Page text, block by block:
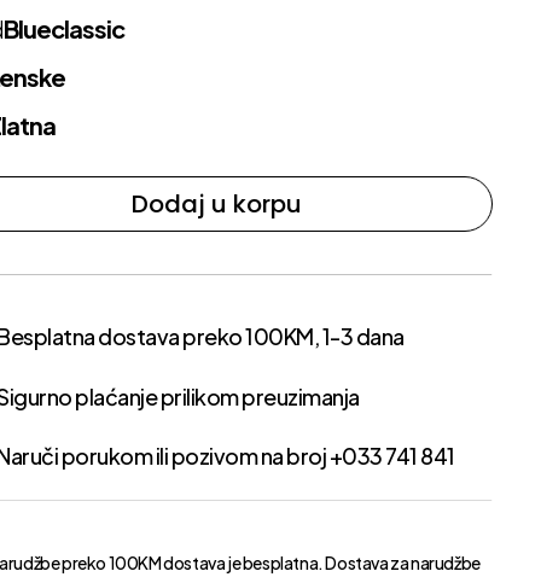
Blueclassic
Dodaj u korpu
dostava preko 100KM, 1-3 dana
plaćanje prilikom preuzimanja
porukom ili pozivom na broj +033 741 841
preko 100KM dostava je besplatna. Dostava za narudžbe